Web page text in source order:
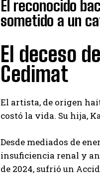
El reconocido
sometido a un
El deceso
Cedimat
El artista, de origen
costó la vida. Su hija,
Desde mediados de
insuficiencia renal y
de 2024, sufrió un